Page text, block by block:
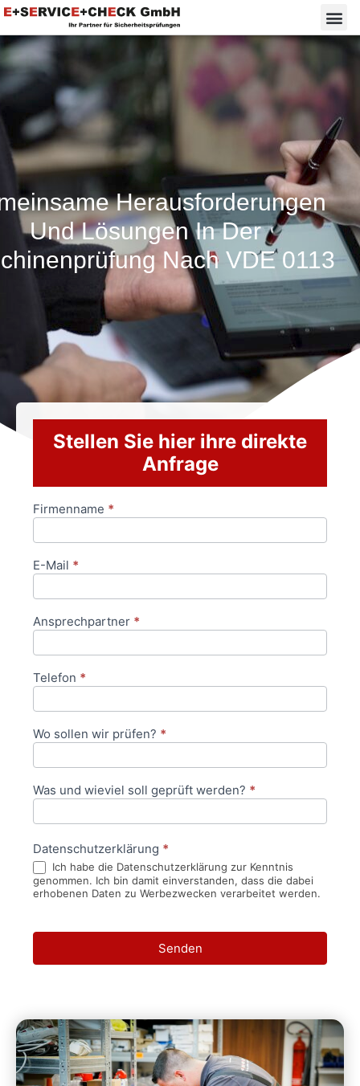
Herausforderungen
Und Lösungen In Der
Nach VDE 0113
Stellen Sie hier ihre direkte
Anfrage
Anfrageformular
Firmenname *
E-Mail *
Ansprechpartner *
Telefon *
Wo sollen wir prüfen? *
Was und wieviel soll geprüft werden? *
Datenschutzerklärung *
Ich habe die Datenschutzerklärung zur Kenntnis
genommen. Ich bin damit einverstanden, dass die dabei
erhobenen Daten zu Werbezwecken verarbeitet werden.
Senden